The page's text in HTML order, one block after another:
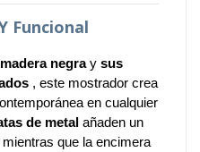
Funcional
negray sus
, este mostrador crea
en cualquier
de metal añaden un
que la encimera